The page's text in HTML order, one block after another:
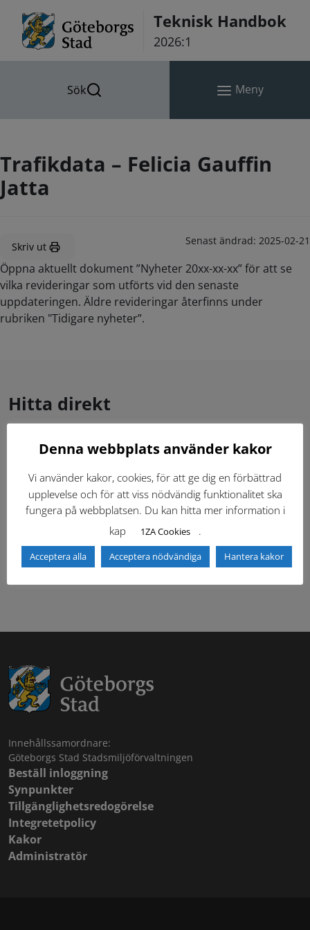
Teknisk Handbok
2026:1
Sök Meny
Trafikdata – Felicia Gauffin
Jatta
Skriv ut Senast ändrad: 2025-02-21
Öppna aktuellt dokument ”Nyheter 20xx-xx-xx” för att se
vilka revideringar som utförts vid den senaste
uppdateringen. Äldre revideringar återfinns under
rubriken "Tidigare nyheter”.
Hitta direkt
Gällande standardritningar (Dwg och pdf)
Dokumentbibliotek Kontaktlista
Tidigare versioner
Säkerhetsordningen
Innehållssamordnare:
Göteborgs Stad Stadsmiljöförvaltningen
Beställ inloggning
Synpunkter
Tillgänglighetsredogörelse
Integretetpolicy
Kakor
Administratör
Denna webbplats använder kakor
Vi använder kakor, cookies, för att ge dig en förbättrad
upplevelse och för att viss nödvändig funktionalitet ska
fungera på webbplatsen. Du kan hitta mer information i
kap
1ZA Cookies .
Acceptera alla Acceptera nödvändiga Hantera kakor